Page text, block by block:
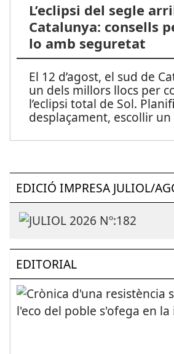
L’eclipsi del segle
Catalunya: consells
lo amb seguretat
El 12 d’agost, el sud de
un dels millors llocs per
l’eclipsi total de Sol.
desplaçament, escollir
EDICIÓ IMPRESA JULIOL/
EDITORIAL